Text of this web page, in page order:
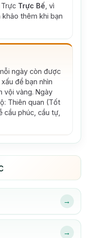
Trực Bế , vì
thêm khi bạn
ngày còn được
để bạn nhìn
vội vàng. Ngày
Thiên quan (Tốt
cầu phúc, cầu tự,
→
→